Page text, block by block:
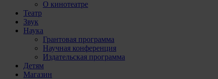
О кинотеатре
Театр
Звук
Наука
Грантовая программа
Научная конференция
Издательская программа
Детям
Магазин